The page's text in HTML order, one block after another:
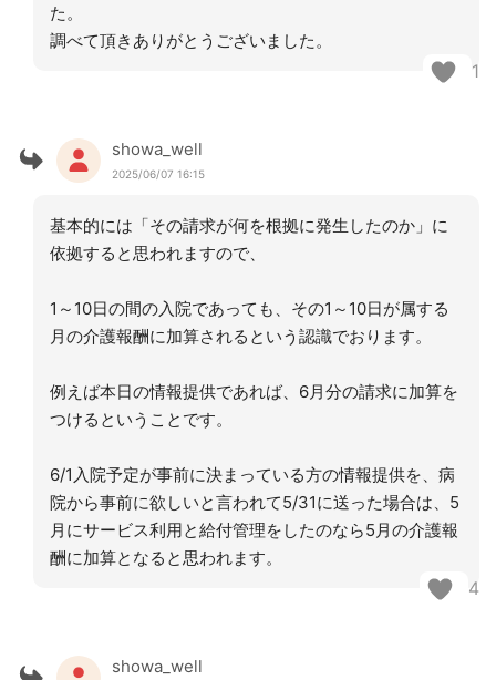
た。
調べて頂きありがとうございました。
1
showa_well
2025/06/07 16:15
基本的には「その請求が何を根拠に発生したのか」に
依拠すると思われますので、
1～10日の間の入院であっても、その1～10日が属する
月の介護報酬に加算されるという認識でおります。
例えば本日の情報提供であれば、6月分の請求に加算を
つけるということです。
6/1入院予定が事前に決まっている方の情報提供を、病
院から事前に欲しいと言われて5/31に送った場合は、5
月にサービス利用と給付管理をしたのなら5月の介護報
酬に加算となると思われます。
4
showa_well